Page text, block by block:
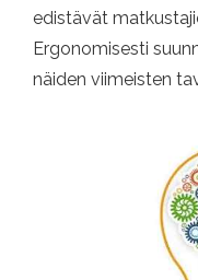
edistävät
Ergonomisesti
näiden viimeisten